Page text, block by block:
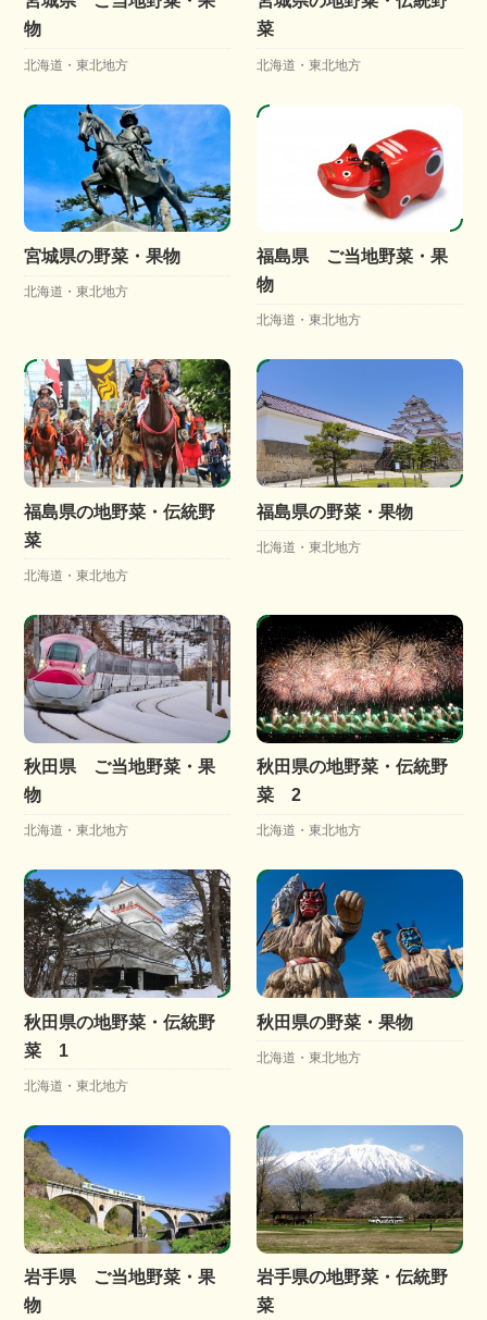
物
北海道・東北地方
菜
北海道・東北地方
宮城県の野菜・果物
北海道・東北地方
福島県 ご当地野菜・果
物
北海道・東北地方
福島県の地野菜・伝統野
菜
北海道・東北地方
福島県の野菜・果物
北海道・東北地方
秋田県 ご当地野菜・果
物
北海道・東北地方
秋田県の地野菜・伝統野
菜 2
北海道・東北地方
秋田県の地野菜・伝統野
菜 1
北海道・東北地方
秋田県の野菜・果物
北海道・東北地方
岩手県 ご当地野菜・果
物
岩手県の地野菜・伝統野
菜